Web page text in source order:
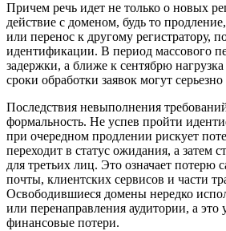
Причем речь идет не только о новых
действие с доменом, будь то
или перенос к другому регистратору,
идентификации. В период массового
задержки, а ближе к сентябрю нагрузка
сроки обработки заявок могут
Последствия невыполнения
формальность. Не успев пройти
при очередном продлении рискует
переходит в статус ожидания, а затем
для третьих лиц. Это означает потерю
почты, клиентских сервисов и части
Освободившиеся домены нередко
или перенаправления аудитории, а
финансовые потери.